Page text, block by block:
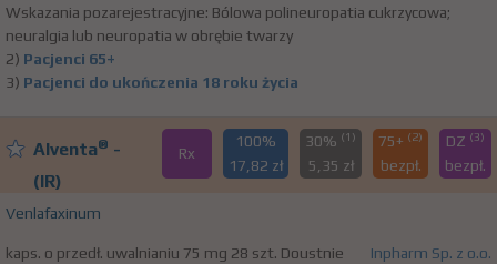
Wskazania pozarejestracyjne: Bólowa polineuropatia cukrzycowa;
neuralgia lub neuropatia w obrębie twarzy
2) Pacjenci 65+
3) Pacjenci do ukończenia 18 roku życia
Alventa® -
(IR)
Rx
100%
17,82 zł
30% (1)
5,35 zł
75+ (2)
bezpł.
DZ (3)
bezpł.
Venlafaxinum
kaps. o przedł. uwalnianiu 75 mg 28 szt. Doustnie Inpharm Sp. z o.o.